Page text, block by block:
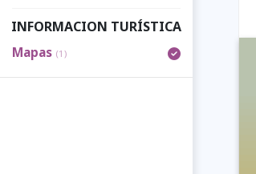
INFORMACION TURÍSTICA
Mapas (1)